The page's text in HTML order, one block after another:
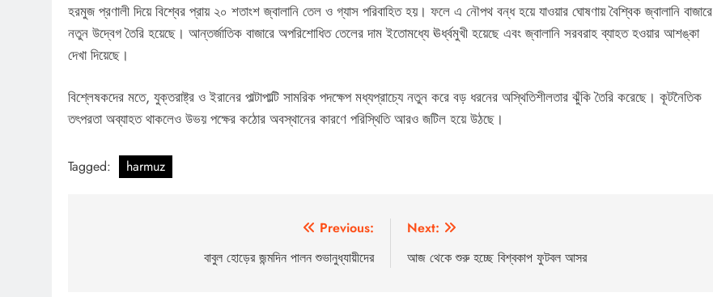
হরমুজ প্রণালী দিয়ে বিশ্বের প্রায় ২০ শতাংশ জ্বালানি তেল ও গ্যাস পরিবাহিত হয়। ফলে এ নৌপথ বন্ধ হয়ে যাওয়ার ঘোষণায় বৈশ্বিক জ্বালানি বাজারে
নতুন উদ্বেগ তৈরি হয়েছে। আন্তর্জাতিক বাজারে অপরিশোধিত তেলের দাম ইতোমধ্যে ঊর্ধ্বমুখী হয়েছে এবং জ্বালানি সরবরাহ ব্যাহত হওয়ার আশঙ্কা
দেখা দিয়েছে।
বিশ্লেষকদের মতে, যুক্তরাষ্ট্র ও ইরানের পাল্টাপাল্টি সামরিক পদক্ষেপ মধ্যপ্রাচ্যে নতুন করে বড় ধরনের অস্থিতিশীলতার ঝুঁকি তৈরি করেছে। কূটনৈতিক
তৎপরতা অব্যাহত থাকলেও উভয় পক্ষের কঠোর অবস্থানের কারণে পরিস্থিতি আরও জটিল হয়ে উঠছে।
Tagged: harmuz
Previous:
বাবুল হোড়ের জন্মদিন পালন শুভানুধ্যায়ীদের
Next:
আজ থেকে শুরু হচ্ছে বিশ্বকাপ ফুটবল আসর